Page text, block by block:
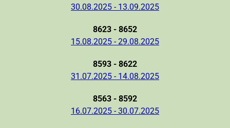
30.08.2025 - 13.09.2025
8623 - 8652
15.08.2025 - 29.08.2025
8593 - 8622
31.07.2025 - 14.08.2025
8563 - 8592
16.07.2025 - 30.07.2025